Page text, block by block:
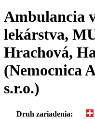
Ambulancia
lekárstva,
Hrachová,
(Nemocnica
s.r.o.)
Druh zariadenia: